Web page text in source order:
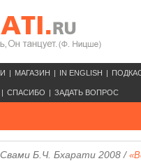
МАГАЗИН IN ENGLISH
СПАСИБО ЗАДАТЬ ВОПРОС
Свами Б.Ч. Бхарати 2008 /